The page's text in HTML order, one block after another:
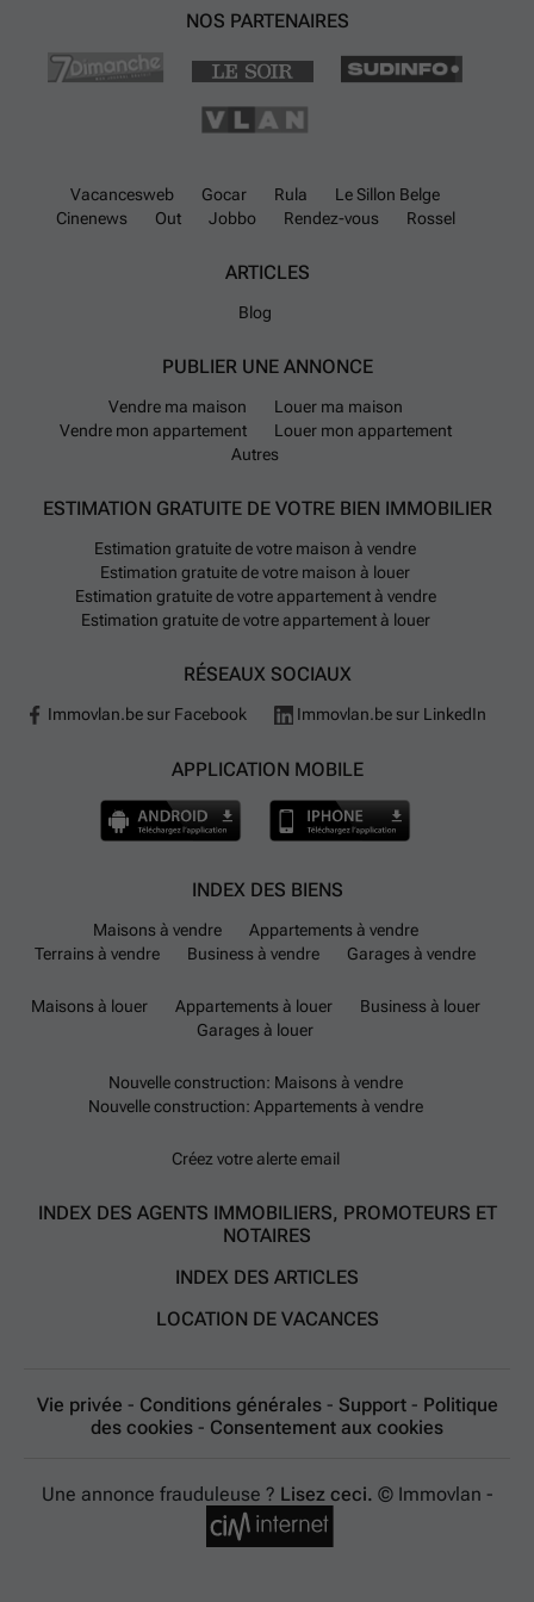
NOS PARTENAIRES
Vacancesweb Gocar Rula
Le Sillon Belge
Cinenews
Out Jobbo Rendez-vous Rossel
ARTICLES
Blog
PUBLIER UNE ANNONCE
Vendre ma maison
Louer ma maison
Vendre mon appartement
Louer mon appartement
Autres
ESTIMATION GRATUITE DE VOTRE BIEN IMMOBILIER
Estimation gratuite de votre maison à vendre
Estimation gratuite de votre maison à louer
Estimation gratuite de votre appartement à vendre
Estimation gratuite de votre appartement à louer
RÉSEAUX SOCIAUX
Immovlan.be sur Facebook Immovlan.be sur LinkedIn
APPLICATION MOBILE
INDEX DES BIENS
Maisons à vendre
Appartements à vendre
Terrains à vendre
Business à vendre Garages à vendre
Maisons à louer Appartements à louer
Business à louer
Garages à louer
Nouvelle construction: Maisons à vendre
Nouvelle construction: Appartements à vendre
Créez votre alerte email
INDEX DES AGENTS IMMOBILIERS, PROMOTEURS ET
NOTAIRES
INDEX DES ARTICLES
LOCATION DE VACANCES
Vie privée - Conditions générales - Support - Politique
des cookies - Consentement aux cookies
Une annonce frauduleuse ? Lisez ceci. © Immovlan -